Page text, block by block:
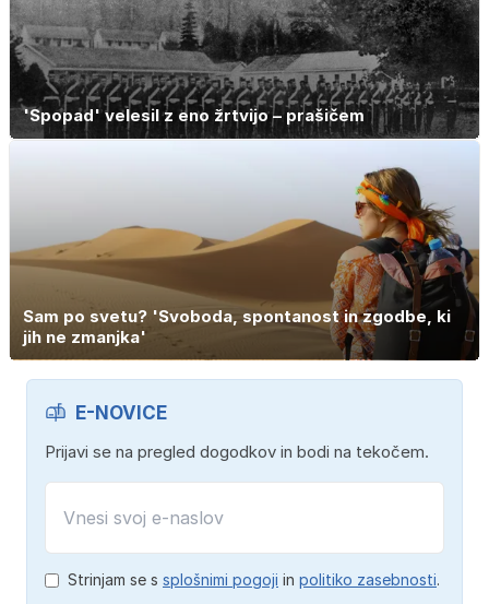
'Spopad' velesil z eno žrtvijo – prašičem
Sam po svetu? 'Svoboda, spontanost in zgodbe, ki
jih ne zmanjka'
E-NOVICE
Prijavi se na pregled dogodkov in bodi na tekočem.
Strinjam se s splošnimi pogoji in politiko zasebnosti.